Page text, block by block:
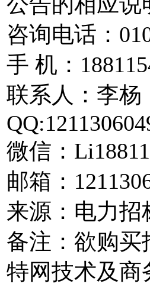
咨询电话：
手 机：
联系人：李杨
微信：
邮箱：
来源：电力招
备注：欲购买
特网技术及商